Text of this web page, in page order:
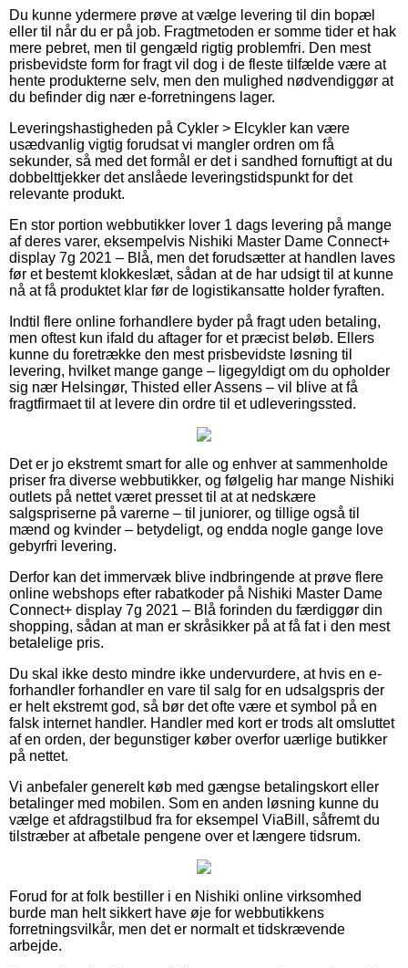
Du kunne ydermere prøve at vælge levering til din bopæl
eller til når du er på job. Fragtmetoden er somme tider et hak
mere pebret, men til gengæld rigtig problemfri. Den mest
prisbevidste form for fragt vil dog i de fleste tilfælde være at
hente produkterne selv, men den mulighed nødvendiggør at
du befinder dig nær e-forretningens lager.
Leveringshastigheden på Cykler > Elcykler kan være
usædvanlig vigtig forudsat vi mangler ordren om få
sekunder, så med det formål er det i sandhed fornuftigt at du
dobbelttjekker det anslåede leveringstidspunkt for det
relevante produkt.
En stor portion webbutikker lover 1 dags levering på mange
af deres varer, eksempelvis Nishiki Master Dame Connect+
display 7g 2021 – Blå, men det forudsætter at handlen laves
før et bestemt klokkeslæt, sådan at de har udsigt til at kunne
nå at få produktet klar før de logistikansatte holder fyraften.
Indtil flere online forhandlere byder på fragt uden betaling,
men oftest kun ifald du aftager for et præcist beløb. Ellers
kunne du foretrække den mest prisbevidste løsning til
levering, hvilket mange gange – ligegyldigt om du opholder
sig nær Helsingør, Thisted eller Assens – vil blive at få
fragtfirmaet til at levere din ordre til et udleveringssted.
Det er jo ekstremt smart for alle og enhver at sammenholde
priser fra diverse webbutikker, og følgelig har mange Nishiki
outlets på nettet været presset til at at nedskære
salgspriserne på varerne – til juniorer, og tillige også til
mænd og kvinder – betydeligt, og endda nogle gange love
gebyrfri levering.
Derfor kan det immervæk blive indbringende at prøve flere
online webshops efter rabatkoder på Nishiki Master Dame
Connect+ display 7g 2021 – Blå forinden du færdiggør din
shopping, sådan at man er skråsikker på at få fat i den mest
betalelige pris.
Du skal ikke desto mindre ikke undervurdere, at hvis en e-
forhandler forhandler en vare til salg for en udsalgspris der
er helt ekstremt god, så bør det ofte være et symbol på en
falsk internet handler. Handler med kort er trods alt omsluttet
af en orden, der begunstiger køber overfor uærlige butikker
på nettet.
Vi anbefaler generelt køb med gængse betalingskort eller
betalinger med mobilen. Som en anden løsning kunne du
vælge et afdragstilbud fra for eksempel ViaBill, såfremt du
tilstræber at afbetale pengene over et længere tidsrum.
Forud for at folk bestiller i en Nishiki online virksomhed
burde man helt sikkert have øje for webbutikkens
forretningsvilkår, men det er normalt et tidskrævende
arbejde.